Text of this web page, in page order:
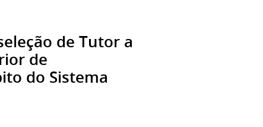
de Tutor a
de
do Sistema